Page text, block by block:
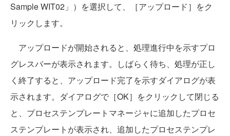
Sample WIT02」）を選択して、［アップロード］をク
リックします。
アップロードが開始されると、処理進行中を示すプロ
グレスバーが表示されます。しばらく待ち、処理が正し
く終了すると、アップロード完了を示すダイアログが表
示されます。ダイアログで［OK］をクリックして閉じる
と、プロセステンプレートマネージャに追加したプロセ
ステンプレートが表示され、追加したプロセステンプレ